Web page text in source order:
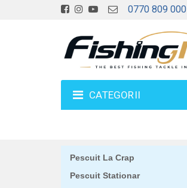
0770 809 000
CATEGORII
Pescuit La Crap
Pescuit Stationar